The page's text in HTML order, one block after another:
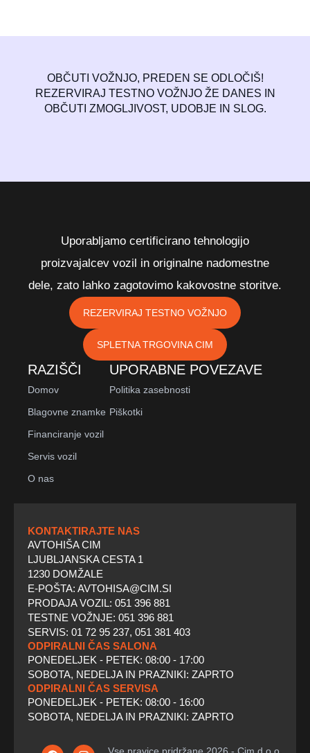
OBČUTI VOŽNJO, PREDEN SE ODLOČIŠ!
REZERVIRAJ TESTNO VOŽNJO ŽE DANES IN
OBČUTI ZMOGLJIVOST, UDOBJE IN SLOG.
Uporabljamo certificirano tehnologijo
proizvajalcev vozil in originalne nadomestne
dele, zato lahko zagotovimo kakovostne storitve.
REZERVIRAJ TESTNO VOŽNJO
SPLETNA TRGOVINA CIM
RAZIŠČI
Domov
Blagovne znamke
Financiranje vozil
Servis vozil
O nas
UPORABNE POVEZAVE
Politika zasebnosti
Piškotki
KONTAKTIRAJTE NAS
AVTOHIŠA CIM
LJUBLJANSKA CESTA 1
1230 DOMŽALE
E-POŠTA: AVTOHISA@CIM.SI
PRODAJA VOZIL: 051 396 881
TESTNE VOŽNJE: 051 396 881
SERVIS: 01 72 95 237, 051 381 403
ODPIRALNI ČAS SALONA
PONEDELJEK - PETEK: 08:00 - 17:00
SOBOTA, NEDELJA IN PRAZNIKI: ZAPRTO
ODPIRALNI ČAS SERVISA
PONEDELJEK - PETEK: 08:00 - 16:00
SOBOTA, NEDELJA IN PRAZNIKI: ZAPRTO
F
I
T